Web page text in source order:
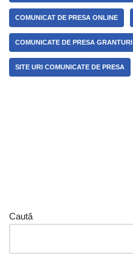
COMUNICAT DE PRESA ONLINE
COMUNICATE DE PRESA GRANTURI
SITE URI COMUNICATE DE PRESA
Caută